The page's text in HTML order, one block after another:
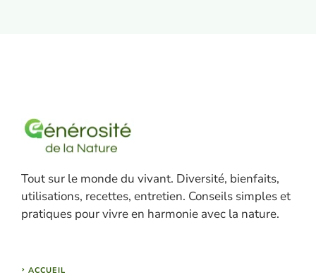
Tout sur le monde du vivant. Diversité, bienfaits,
utilisations, recettes, entretien. Conseils simples et
pratiques pour vivre en harmonie avec la nature.
ACCUEIL